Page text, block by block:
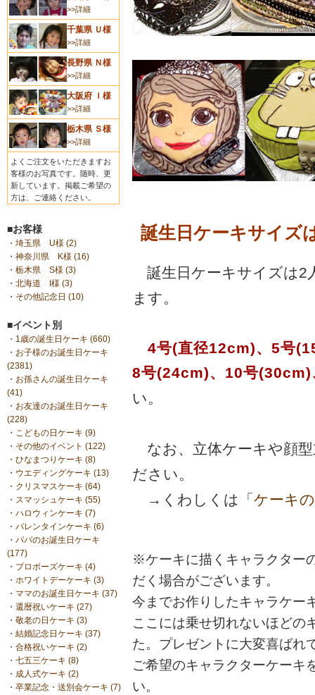
>>詳細
千葉県 Ｕ様
>>詳細
長野県 Ｎ様
>>詳細
大阪府 Ｉ様
>>詳細
栃木県 Ｓ様
>>詳細
よくご注文をいただきますお
客様のお写真です。随時、更
新しています。掲載ご希望の
方は、ご連絡ください。
■お客様
・ 埼玉県 U様 (2)
・ 神奈川県 K様 (16)
・ 栃木県 S様 (3)
・ 北海道 I様 (3)
・ その他記念日 (10)
■イベント別
・ 1歳の誕生日ケーキ (660)
・ お子様のお誕生日ケーキ
(2381)
・ お孫さんの誕生日ケーキ
(41)
・ お友達のお誕生日ケーキ
(228)
・ こどもの日ケーキ (9)
・ その他のイベント (122)
・ ひなまつりケーキ (8)
・ ウエディングケーキ (13)
・ クリスマスケーキ (64)
・ スマッシュケーキ (55)
・ ハロウィンケーキ (7)
・ バレンタインケーキ (6)
・ パパのお誕生日ケーキ
(177)
・ プロポーズケーキ (4)
・ ホワイトデーケーキ (3)
・ ママのお誕生日ケーキ (37)
・ 還暦祝いケーキ (27)
・ 敬老の日ケーキ (3)
・ 結婚記念日ケーキ (37)
・ 合格祝いケーキ (2)
・ 七五三ケーキ (8)
・ 成人式ケーキ (2)
・ 卒業記念・送別会ケーキ (7)
誕生日ケーキサイズ
誕生日ケーキサイズは2
ます。
4号(直径12cm)、5号
8号(24cm)、10号(30cm)
い。
なお、立体ケーキや顔
ださい。
→くわしくは「 ケーキ
※ケーキに描くキャラクター
だく場合がございます。
今までお作りしたキャラケー
ここには乗せ切れないほどの
た。プレゼントに大変喜ばれ
ご希望のキャラクターケーキ
い。